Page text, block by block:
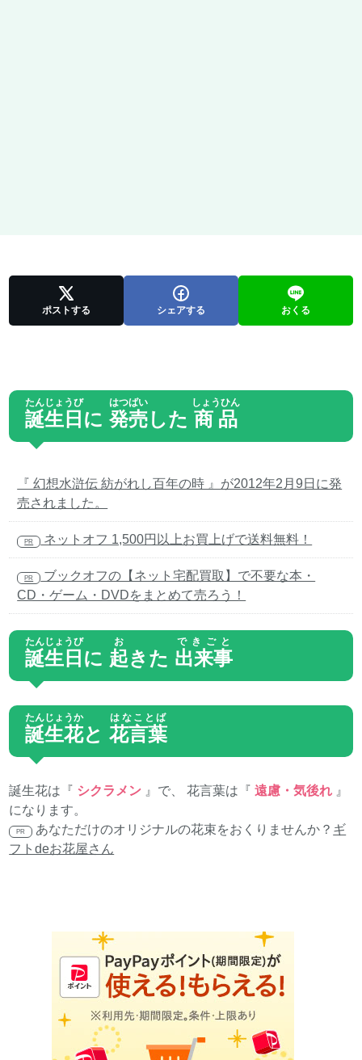
ポストする シェアする おくる
誕生日
たんじょうび
に発売
はつばい
した商品
しょうひん
『 幻想水滸伝 紡がれし百年の時 』が2012年2月9日に発
売されました。
PR ネットオフ 1,500円以上お買上げで送料無料！
PR
ブックオフの【ネット宅配買取】で不要な本・
CD・ゲーム・DVDをまとめて売ろう！
誕生日
たんじょうび
に 起
お
きた 出来事
できごと
誕生花
たんじょうか
と花言葉
はなことば
誕生花は『 シクラメン 』で、 花言葉は『遠慮・気後れ 』
になります。
PR あなただけのオリジナルの花束をおくりませんか？ ギ
フトdeお花屋さん